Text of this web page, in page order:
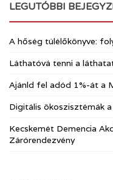
LEGUTÓBBI
A hőség túlélőkönyve:
Láthatóvá tenni a
Ajánld fel adód 1%-át a
Digitális ökoszisztémák
Kecskemét Demencia
Zárórendezvény